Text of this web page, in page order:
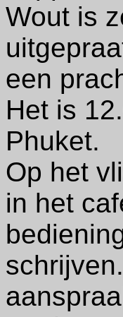
Wout is
een
Het is
Phuket.
Op het
in het